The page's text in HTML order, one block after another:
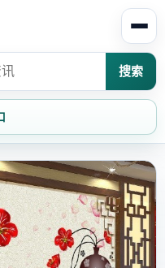
搜索
居资讯
居欣赏
修设计